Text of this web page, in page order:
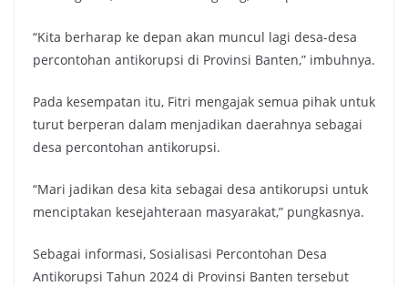
“Kita berharap ke depan akan muncul lagi desa-desa
percontohan antikorupsi di Provinsi Banten,” imbuhnya.
Pada kesempatan itu, Fitri mengajak semua pihak untuk
turut berperan dalam menjadikan daerahnya sebagai
desa percontohan antikorupsi.
“Mari jadikan desa kita sebagai desa antikorupsi untuk
menciptakan kesejahteraan masyarakat,” pungkasnya.
Sebagai informasi, Sosialisasi Percontohan Desa
Antikorupsi Tahun 2024 di Provinsi Banten tersebut